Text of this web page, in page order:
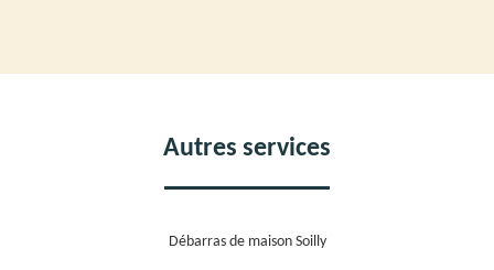
Autres services
Débarras de maison Soilly